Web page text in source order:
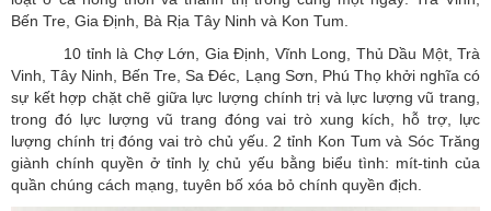
Bến Tre, Gia Định, Bà Rịa Tây Ninh và Kon Tum.
10 tỉnh là Chợ Lớn, Gia Định, Vĩnh Long, Thủ Dầu Một, Trà
Vinh, Tây Ninh, Bến Tre, Sa Đéc, Lạng Sơn, Phú Thọ khởi nghĩa có
sự kết hợp chặt chẽ giữa lực lượng chính trị và lực lượng vũ trang,
trong đó lực lượng vũ trang đóng vai trò xung kích, hỗ trợ, lực
lượng chính trị đóng vai trò chủ yếu. 2 tỉnh Kon Tum và Sóc Trăng
giành chính quyền ở tỉnh lỵ chủ yếu bằng biểu tình: mít-tinh của
quần chúng cách mạng, tuyên bố xóa bỏ chính quyền địch.